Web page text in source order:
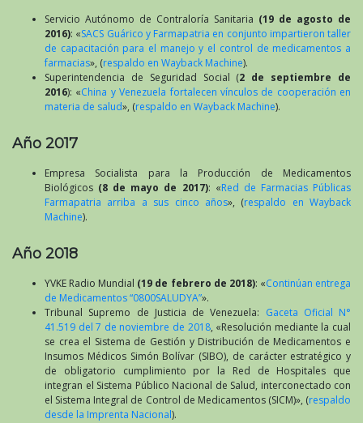
Servicio Autónomo de Contraloría Sanitaria (19 de agosto de
2016): «SACS Guárico y Farmapatria en conjunto impartieron taller
de capacitación para el manejo y el control de medicamentos a
farmacias», (respaldo en Wayback Machine).
Superintendencia de Seguridad Social (2 de septiembre de
2016): «China y Venezuela fortalecen vínculos de cooperación en
materia de salud», (respaldo en Wayback Machine).
Año 2017
Empresa Socialista para la Producción de Medicamentos
Biológicos (8 de mayo de 2017): «Red de Farmacias Públicas
Farmapatria arriba a sus cinco años», (respaldo en Wayback
Machine).
Año 2018
YVKE Radio Mundial (19 de febrero de 2018): «Continúan entrega
de Medicamentos “0800SALUDYA”».
Tribunal Supremo de Justicia de Venezuela: Gaceta Oficial N°
41.519 del 7 de noviembre de 2018, «Resolución mediante la cual
se crea el Sistema de Gestión y Distribución de Medicamentos e
Insumos Médicos Simón Bolívar (SIBO), de carácter estratégico y
de obligatorio cumplimiento por la Red de Hospitales que
integran el Sistema Público Nacional de Salud, interconectado con
el Sistema Integral de Control de Medicamentos (SICM)», (respaldo
desde la Imprenta Nacional).